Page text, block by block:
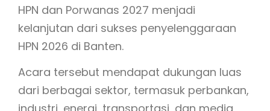
HPN dan Porwanas 2027 menjadi
kelanjutan dari sukses penyelenggaraan
HPN 2026 di Banten.
Acara tersebut mendapat dukungan luas
dari berbagai sektor, termasuk perbankan,